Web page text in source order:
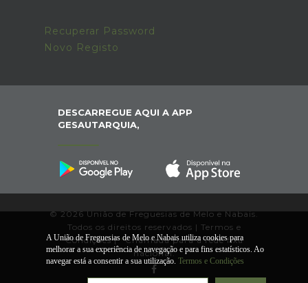
Recuperar Password
Novo Registo
DESCARREGUE AQUI A APP
GESAUTARQUIA,
© 2026 União de Freguesias de Melo e Nabais.
Todos os direitos reservados | Termos e
Condições|*Chamada para a rede fixa
nacional.
A União de Freguesias de Melo e Nabais utiliza cookies para
melhorar a sua experiência de navegação e para fins estatísticos. Ao
navegar está a consentir a sua utilização. Termos e Condições